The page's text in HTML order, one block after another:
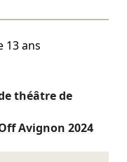
13 ans
théâtre de
Avignon 2024